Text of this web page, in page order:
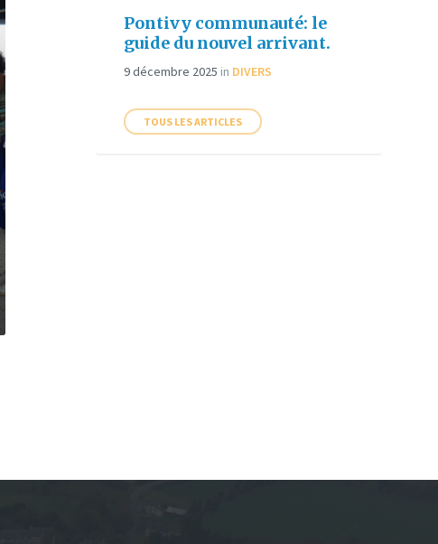
Pontivy communauté: le
guide du nouvel arrivant.
9 décembre 2025 in DIVERS
TOUS LES ARTICLES